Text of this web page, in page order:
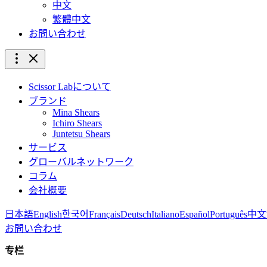
中文
繁體中文
お問い合わせ
Scissor Labについて
ブランド
Mina Shears
Ichiro Shears
Juntetsu Shears
サービス
グローバルネットワーク
コラム
会社概要
日本語English한국어FrançaisDeutschItalianoEspañolPortuguês中文
お問い合わせ
专栏